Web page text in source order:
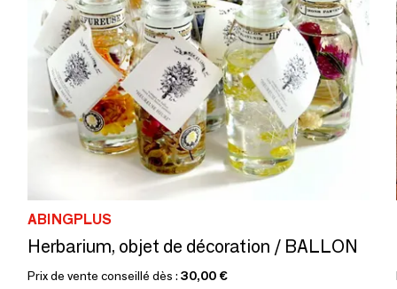
ABINGPLUS
Herbarium, objet de décoration / BALLON
Prix de vente conseillé dès : 30,00 €